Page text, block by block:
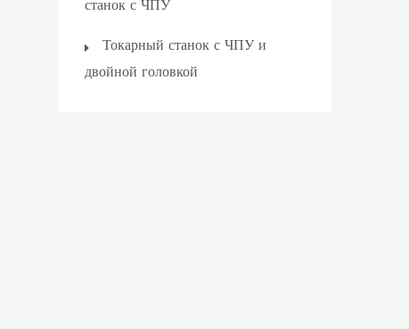
станок с ЧПУ
Токарный станок с ЧПУ и
двойной головкой